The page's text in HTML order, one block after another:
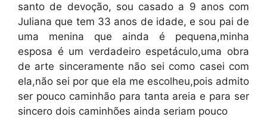
santo de devoção, sou casado a 9 anos com
Juliana que tem 33 anos de idade, e sou pai de
uma menina que ainda é pequena,minha
esposa é um verdadeiro espetáculo,uma obra
de arte sinceramente não sei como casei com
ela,não sei por que ela me escolheu,pois admito
ser pouco caminhão para tanta areia e para ser
sincero dois caminhões ainda seriam pouco